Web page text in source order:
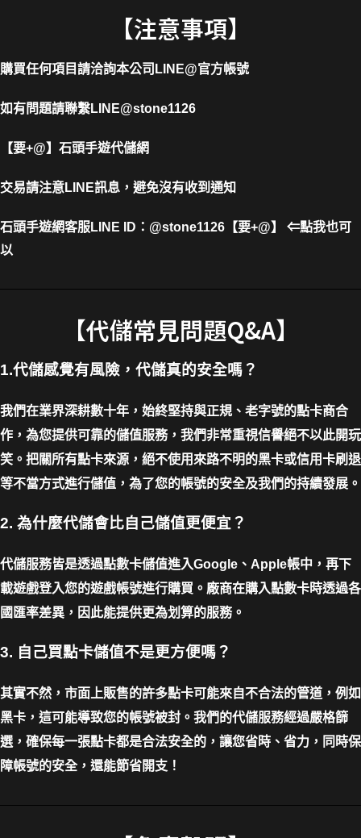
【注意事項】
購買任何項目請洽詢本公司 LINE@官方帳號
如有問題請聯繫LINE@stone1126
【要+@】 石頭手遊代儲網
交易請注意LINE訊息，避免沒有收到通知
石頭手遊網客服LINE ID ： @stone1126 【要+@】 ⇐點我也可
以
【代儲常見問題Q&A】
1.代儲感覺有風險，代儲真的安全嗎？
我們在業界深耕數十年，始終堅持與正規、老字號的點卡商合
作，為您提供可靠的儲值服務，我們非常重視信譽絕不以此開玩
笑。把關所有點卡來源，絕不使用來路不明的黑卡或信用卡刷退
等不當方式進行儲值，為了您的帳號的安全及我們的持續發展。
2. 為什麼代儲會比自己儲值更便宜？
代儲服務皆是透過點數卡儲值進入Google、Apple帳中，再下
載遊戲登入您的遊戲帳號進行購買。廠商在購入點數卡時透過各
國匯率差異，因此能提供更為划算的服務。
3. 自己買點卡儲值不是更方便嗎？
其實不然，市面上販售的許多點卡可能來自不合法的管道，例如
黑卡，這可能導致您的帳號被封。我們的代儲服務經過嚴格篩
選，確保每一張點卡都是合法安全的，讓您省時、省力，同時保
障帳號的安全，還能節省開支！